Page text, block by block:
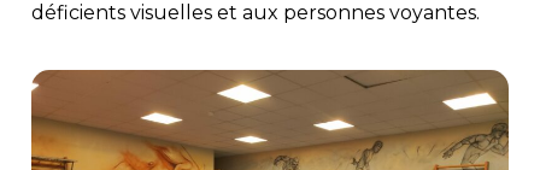
déficients visuelles et aux personnes voyantes.